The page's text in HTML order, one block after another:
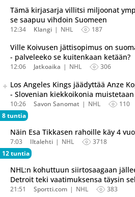
Tämä kirjasarja villitsi miljoonat
se saapuu vihdoin Suomeen
12:34 Klangi NHL 187
Ville Koivusen jättisopimus on
- palveleeko se kuitenkaan ketään?
12:06 Jatkoaika NHL 306
Seuraava uutinen on julkaistu
Listaa uutisen kaikki versiot
Los Angeles Kings jäädyttää Anze
- Slovenian kiekkoikonia
10:26 Savon Sanomat NHL
110
8 tuntia
Näin Esa Tikkasen rahoille käy 4
7:03 Iltalehti NHL
3718
12 tuntia
NHL:n kohuttuun siirtosaagaan
Detroit teki vaatimuksensa täysin
21:51 Sportti.com NHL 383